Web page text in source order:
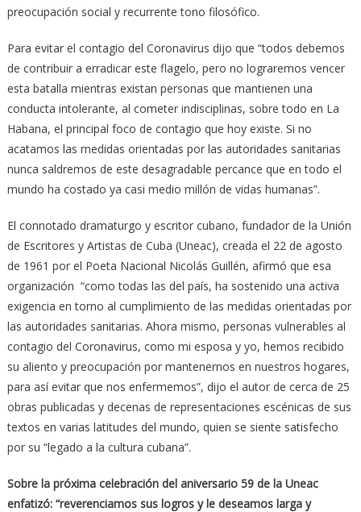
preocupación social y recurrente tono filosófico.
Para evitar el contagio del Coronavirus dijo que “todos debemos
de contribuir a erradicar este flagelo, pero no lograremos vencer
esta batalla mientras existan personas que mantienen una
conducta intolerante, al cometer indisciplinas, sobre todo en La
Habana, el principal foco de contagio que hoy existe. Si no
acatamos las medidas orientadas por las autoridades sanitarias
nunca saldremos de este desagradable percance que en todo el
mundo ha costado ya casi medio millón de vidas humanas”.
El connotado dramaturgo y escritor cubano, fundador de la Unión
de Escritores y Artistas de Cuba (Uneac), creada el 22 de agosto
de 1961 por el Poeta Nacional Nicolás Guillén, afirmó que esa
organización “como todas las del país, ha sostenido una activa
exigencia en torno al cumplimiento de las medidas orientadas por
las autoridades sanitarias. Ahora mismo, personas vulnerables al
contagio del Coronavirus, como mi esposa y yo, hemos recibido
su aliento y preocupación por mantenernos en nuestros hogares,
para así evitar que nos enfermemos”, dijo el autor de cerca de 25
obras publicadas y decenas de representaciones escénicas de sus
textos en varias latitudes del mundo, quien se siente satisfecho
por su “legado a la cultura cubana”.
Sobre la próxima celebración del aniversario 59 de la Uneac
enfatizó: “reverenciamos sus logros y le deseamos larga y